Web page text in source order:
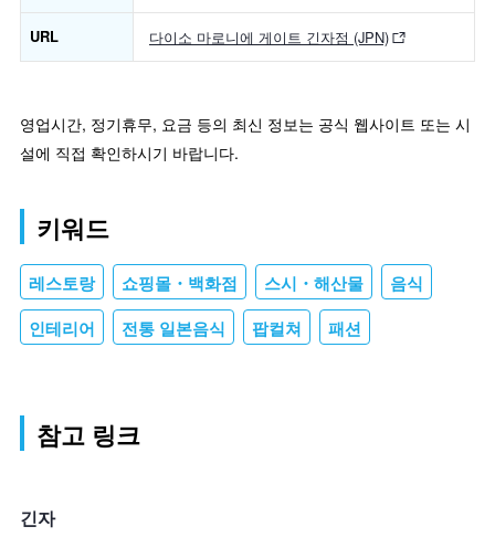
URL 다이소 마로니에 게이트 긴자점 (JPN)
영업시간, 정기휴무, 요금 등의 최신 정보는 공식 웹사이트 또는 시
설에 직접 확인하시기 바랍니다.
키워드
레스토랑 쇼핑몰・백화점 스시・해산물 음식
인테리어 전통 일본음식 팝컬쳐 패션
참고 링크
긴자